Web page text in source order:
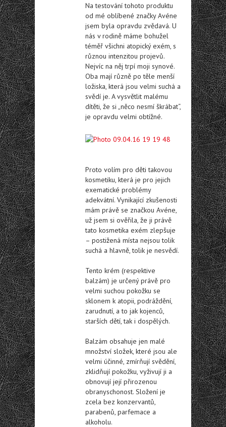
Na testování tohoto produktu
od mé oblíbené značky Avéne
jsem byla opravdu zvědavá. U
nás v rodině máme bohužel
téměř všichni atopický exém, s
různou intenzitou projevů.
Nejvíc na něj trpí moji synové.
Oba mají různě po těle menší
ložiska, která jsou velmi suchá a
svědí je. A vysvětlit malému
dítěti, že si „něco nesmí škrábat“,
je opravdu velmi obtížné.
Proto volím pro děti takovou
kosmetiku, která je pro jejich
exematické problémy
adekvátní. Vynikající zkušenosti
mám právě se značkou Avéne,
už jsem si ověřila, že ji právě
tato kosmetika exém zlepšuje
– postižená místa nejsou tolik
suchá a hlavně, tolik je nesvědí.
Tento krém (respektive
balzám) je určený právě pro
velmi suchou pokožku se
sklonem k atopii, podráždění,
zarudnutí, a to jak kojenců,
starších dětí, tak i dospělých.
Balzám obsahuje jen malé
množství složek, které jsou ale
velmi účinné, zmírňují svědění,
zklidňují pokožku, vyživují ji a
obnovují její přirozenou
obranyschonost. Složení je
zcela bez konzervantů,
parabenů, parfemace a
alkoholu.